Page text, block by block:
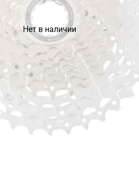
Нет в наличии